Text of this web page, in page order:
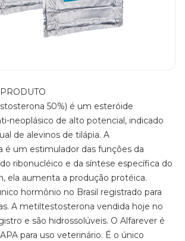
50%) é um esteróide
neoplásico de alto potencial, indicado
de alevinos de tilápia. A
é um estimulador das funções da
ribonucléico e da síntese específica do
ela aumenta a produção protéica.
hormônio no Brasil registrado para
A metiltestosterona vendida hoje no
e são hidrossolúveis. O Alfarever é
para uso veterinário. É o único